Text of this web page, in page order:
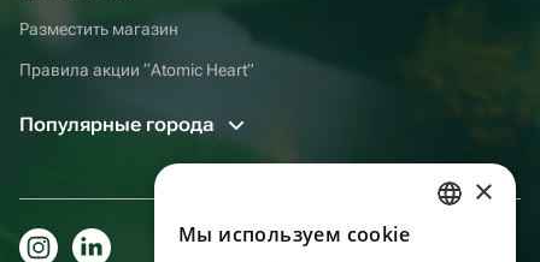
Разместить магазин
Правила акции “Atomic Heart”
Популярные города
×
Мы используем сookie